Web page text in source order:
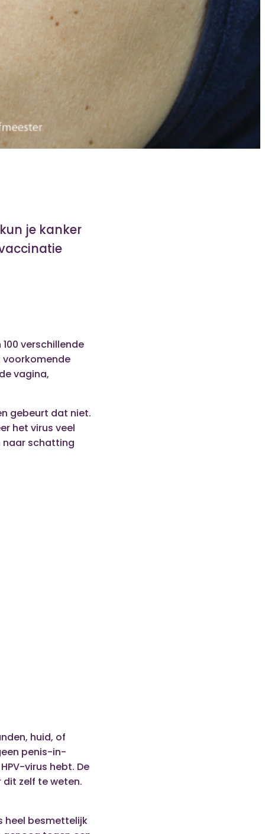
je kanker
verschillende
voorkomende
vagina,
gebeurt dat niet.
het virus veel
naar schatting
huid, of
penis-in-
virus hebt. De
dit zelf te weten.
heel besmettelijk